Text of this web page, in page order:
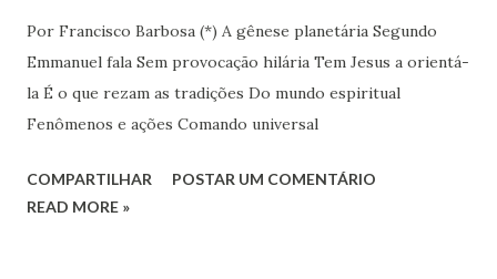
Por Francisco Barbosa (*) A gênese planetária Segundo
Emmanuel fala Sem provocação hilária Tem Jesus a orientá-
la É o que rezam as tradições Do mundo espiritual
Fenômenos e ações Comando universal
COMPARTILHAR
POSTAR UM COMENTÁRIO
READ MORE »